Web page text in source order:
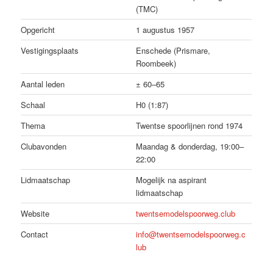
(TMC)
Opgericht
1 augustus 1957
Vestigingsplaats
Enschede (Prismare,
Roombeek)
Aantal leden
± 60–65
Schaal
H0 (1:87)
Thema
Twentse spoorlijnen rond 1974
Clubavonden
Maandag & donderdag, 19:00–
22:00
Lidmaatschap
Mogelijk na aspirant
lidmaatschap
Website
twentsemodelspoorweg.club
Contact
info@twentsemodelspoorweg.c
lub